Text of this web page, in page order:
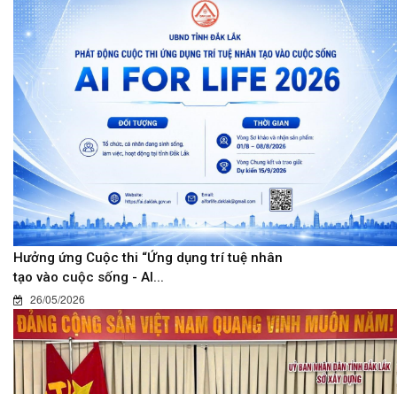
Hưởng ứng Cuộc thi “Ứng dụng trí tuệ nhân
tạo vào cuộc sống - AI...
26/05/2026